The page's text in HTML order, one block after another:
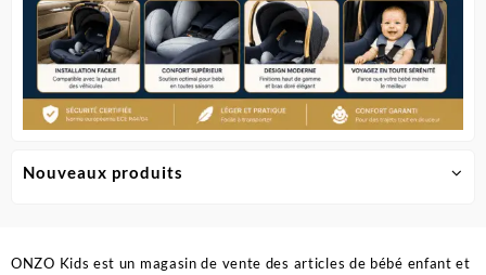
Nouveaux produits
ONZO Kids est un magasin de vente des articles de bébé enfant et